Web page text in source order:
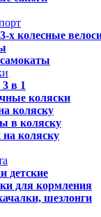
х колесные
в 1
коляски
коляску
в коляску
коляску
детские
для кормления
шезлонги